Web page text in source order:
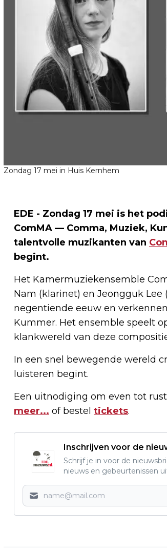
Zondag 17 mei in Huis Kernhem
EDE - Zondag 17 mei is het
ComMA — Comma, Muziek,
talentvolle muzikanten van
begint.
Het Kamermuziekensemble
Nam (klarinet) en Jeongguk
negentiende eeuw en
Kummer. Het ensemble speelt
klankwereld van deze
In een snel bewegende wereld
luisteren begint.
Een uitnodiging om even tot
meer... of bestel tickets.
Inschrijven voor de
Schrijf je in voor de
nieuws en gebeurtenissen